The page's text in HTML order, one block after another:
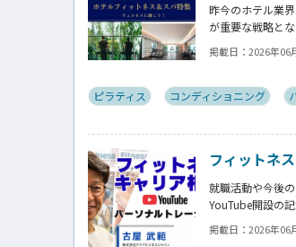
昨今のホテル業
が重要な戦略と
ストレッチトレ
でも高く評価さ
掲載日： 2026年06
ピラティス コンディショニング
フィットネ
就職活動や今後
YouTube開設の
「フィットネス
え方や行動プロ
掲載日： 2026年06